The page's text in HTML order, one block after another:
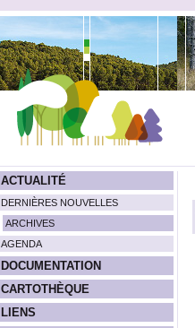
ACTUALITÉ
DERNIÈRES NOUVELLES
ARCHIVES
AGENDA
DOCUMENTATION
CARTOTHÈQUE
LIENS